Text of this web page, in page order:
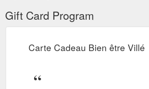
Gift Card Program
Carte Cadeau Bien être Villé